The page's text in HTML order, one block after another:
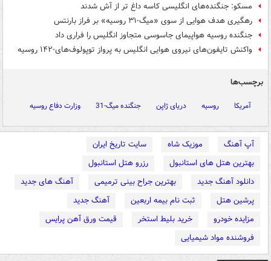
مسکو: جنگنده‌های انگلیسی کاسه داغ تر از آش شدند
رهگیری هدف هوایی از سوی «میگ-۳۱ روسیه» بر فراز بارنتس
جنگنده روسیه هواپیمای جاسوسی متجاوز انگلیس را فراری داد
واکنش تایفون‌های نیروی هوایی انگلیس به پرواز توپولوف‌های-۱۴۲ روسیه
برچسب‌ها
آمریکا روسیه دریای ژاپن جنگنده میگ-31 وزارت دفاع روسیه
آپ آهنگ موزیک شاه
سایت تاریخ ایران
بهترین هتل های استانبول
رزرو هتل استانبول
دانلود آهنگ جدید
بهترین جراح بینی ترمیمی
آهنگ های جدید
پرشین هتل
ثبت نام بیمه اربعین
آهنگ جدید
مزایده خودرو
خرید بلیط استخر
قیمت ورق آهن پرایس
فروشنده مواد شیمیایی